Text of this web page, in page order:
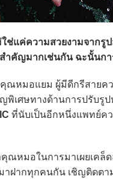
ช่แค่ความสวยงามจาก
ำคัญมากเช่นกัน ฉะนั้น
ณหมอแยม ผู้มีดีกรีสายค
พิเศษทางด้านการปรับรู
ที่นับเป็นอีกหนึ่งแพทย์ค
มอในการมาเผยเคล็ด
าฝากทุกคนกัน เชิญติดต